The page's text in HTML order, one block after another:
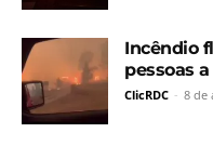
Incêndio
pessoas
ClicRDC - 8 de